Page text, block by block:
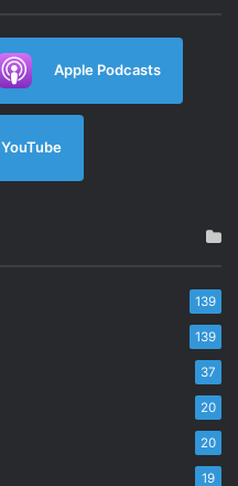
Apple Podcasts
YouTube
139
139
37
20
20
19